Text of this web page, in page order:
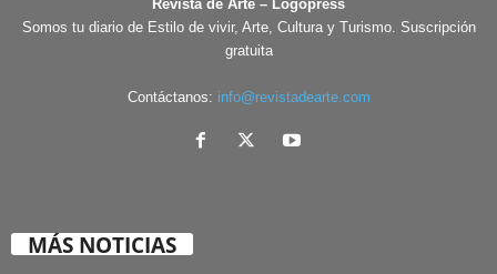
Revista de Arte – Logopress
Somos tu diario de Estilo de vivir, Arte, Cultura y Turismo. Suscripción
gratuita
Contáctanos: info@revistadearte.com
MÁS NOTICIAS